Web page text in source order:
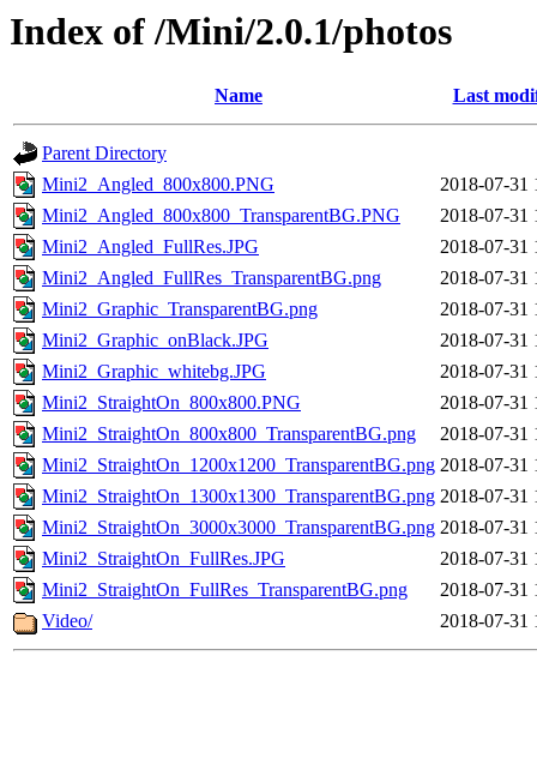
Index of /Mini/2.0.1/photos
Name Last
Parent Directory
Mini2_Angled_800x800.PNG
2018-07-31
Mini2_Angled_800x800_TransparentBG.PNG
2018-07-31
Mini2_Angled_FullRes.JPG
2018-07-31
Mini2_Angled_FullRes_TransparentBG.png
2018-07-31
Mini2_Graphic_TransparentBG.png
2018-07-31
Mini2_Graphic_onBlack.JPG
2018-07-31
Mini2_Graphic_whitebg.JPG
2018-07-31
Mini2_StraightOn_800x800.PNG
2018-07-31
Mini2_StraightOn_800x800_TransparentBG.png
2018-07-31
Mini2_StraightOn_1200x1200_TransparentBG.png 2018-07-31
Mini2_StraightOn_1300x1300_TransparentBG.png 2018-07-31
Mini2_StraightOn_3000x3000_TransparentBG.png 2018-07-31
Mini2_StraightOn_FullRes.JPG
2018-07-31
Mini2_StraightOn_FullRes_TransparentBG.png
2018-07-31
Video/
2018-07-31